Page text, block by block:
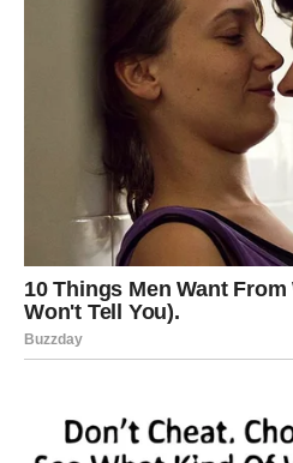
Vrijeme je da
na sebe
U posljednje vrijeme previše
ljude i njihove probleme.
Često ste pokušavali svima
emocije gurali u drugi plan.
Ali sada dolazi vikend tokom
Zvijezde vam savjetuju da više